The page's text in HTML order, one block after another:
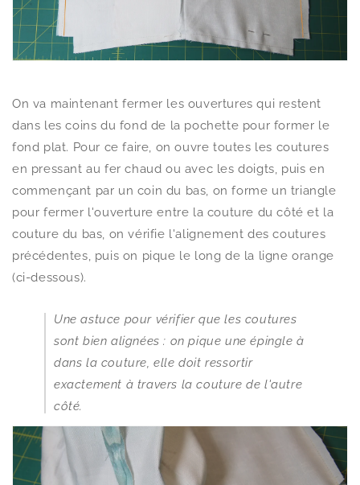
On va maintenant fermer les ouvertures qui restent
dans les coins du fond de la pochette pour former le
fond plat. Pour ce faire, on ouvre toutes les coutures
en pressant au fer chaud ou avec les doigts, puis en
commençant par un coin du bas, on forme un triangle
pour fermer l'ouverture entre la couture du côté et la
couture du bas, on vérifie l'alignement des coutures
précédentes, puis on pique le long de la ligne orange
(ci-dessous).
Une astuce pour vérifier que les coutures
sont bien alignées : on pique une épingle à
dans la couture, elle doit ressortir
exactement à travers la couture de l'autre
côté.